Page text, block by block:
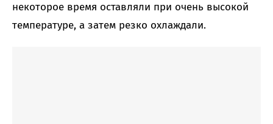
некоторое время оставляли при очень высокой
температуре, а затем резко охлаждали.